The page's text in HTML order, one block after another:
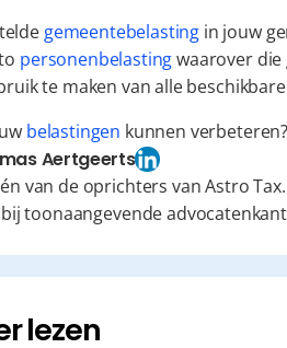
gemeentebelasting in jouw
personenbelasting waarover
te maken van alle
belastingen kunnen
Aertgeerts
van de oprichters van Astro
toonaangevende
lezen